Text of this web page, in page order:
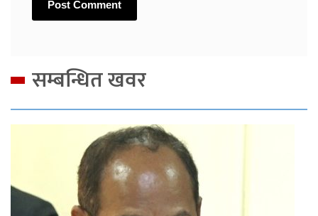
सम्बन्धित खवर